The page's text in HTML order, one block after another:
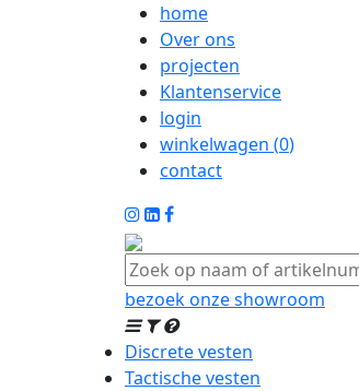
home
Over ons
projecten
Klantenservice
login
winkelwagen (0)
contact
bezoek onze showroom
Discrete vesten
Tactische vesten